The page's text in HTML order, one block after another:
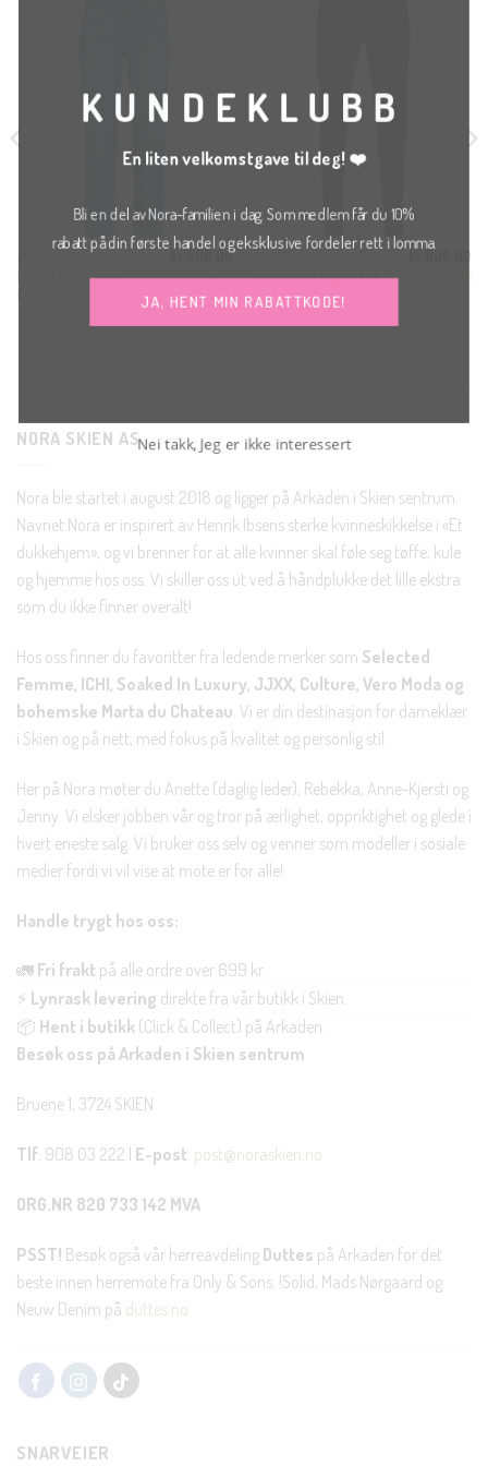
Lisbon mom jeans
C4046
500.00
JJXX Berlin slim high waist
600.00
NORA SKIEN AS
Nora ble startet i august 2018 og ligger på Arkaden i Skien sentrum.
Navnet Nora er inspirert av Henrik Ibsens sterke kvinneskikkelse i «Et
dukkehjem», og vi brenner for at alle kvinner skal føle seg tøffe, kule
og hjemme hos oss. Vi skiller oss ut ved å håndplukke det lille ekstra
som du ikke finner overalt!
Hos oss finner du favoritter fra ledende merker som Selected
Femme, ICHI, Soaked In Luxury, JJXX, Culture, Vero Moda og
bohemske Marta du Chateau . Vi er din destinasjon for dameklær
i Skien og på nett, med fokus på kvalitet og personlig stil.
Her på Nora møter du Anette (daglig leder), Rebekka, Anne-Kjersti og
Jenny. Vi elsker jobben vår og tror på ærlighet, oppriktighet og glede i
hvert eneste salg. Vi bruker oss selv og venner som modeller i sosiale
medier fordi vi vil vise at mote er for alle!
Handle trygt hos oss:
🚛 Fri frakt på alle ordre over 699 kr.
⚡ Lynrask levering direkte fra vår butikk i Skien.
📦 Hent i butikk (Click & Collect) på Arkaden.
Besøk oss på Arkaden i Skien sentrum
Bruene 1, 3724 SKIEN
Tlf: 908 03 222 | E-post: post@noraskien.no
ORG.NR 820 733 142 MVA
PSST! Besøk også vår herreavdeling Duttes på Arkaden for det
beste innen herremote fra Only & Sons, !Solid, Mads Nørgaard og
Neuw Denim på duttes.no
SNARVEIER
KUNDEKLUBB
En liten velkomstgave til deg! ❤️
Bli en del av Nora-familien i dag. Som medlem får du 10%
rabatt på din første handel og eksklusive fordeler rett i lomma.
JA, HENT MIN RABATTKODE!
Nei takk, Jeg er ikke interessert